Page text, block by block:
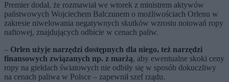
Premier dodał, że rozmawiał we wtorek z ministrem aktywów
państwowych Wojciechem Balczunem o możliwościach Orlenu w
zakresie niwelowania negatywnych skutków wzrostu notowań ropy
naftowej, znajdujących odbicie w cenach paliw.
– Orlen użyje narzędzi dostępnych dla niego, też narzędzi
finansowych związanych np. z marżą, aby ewentualne skoki ceny
ropy na giełdach światowych nie odbiły się w sposób dokuczliwy
na cenach paliwa w Polsce – zapewnił szef rządu.